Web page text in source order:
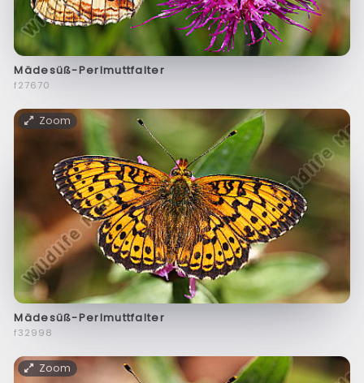
Mädesüß-Perlmuttfalter
f27670
Zoom
Mädesüß-Perlmuttfalter
f32998
Zoom